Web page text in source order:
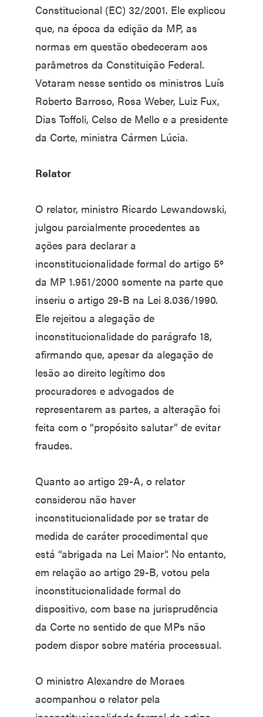
Constitucional (EC) 32/2001. Ele explicou
que, na época da edição da MP, as
normas em questão obedeceram aos
parâmetros da Constituição Federal.
Votaram nesse sentido os ministros Luís
Roberto Barroso, Rosa Weber, Luiz Fux,
Dias Toffoli, Celso de Mello e a presidente
da Corte, ministra Cármen Lúcia.
Relator
O relator, ministro Ricardo Lewandowski,
julgou parcialmente procedentes as
ações para declarar a
inconstitucionalidade formal do artigo 5º
da MP 1.951/2000 somente na parte que
inseriu o artigo 29-B na Lei 8.036/1990.
Ele rejeitou a alegação de
inconstitucionalidade do parágrafo 18,
afirmando que, apesar da alegação de
lesão ao direito legítimo dos
procuradores e advogados de
representarem as partes, a alteração foi
feita com o “propósito salutar” de evitar
fraudes.
Quanto ao artigo 29-A, o relator
considerou não haver
inconstitucionalidade por se tratar de
medida de caráter procedimental que
está “abrigada na Lei Maior”. No entanto,
em relação ao artigo 29-B, votou pela
inconstitucionalidade formal do
dispositivo, com base na jurisprudência
da Corte no sentido de que MPs não
podem dispor sobre matéria processual.
O ministro Alexandre de Moraes
acompanhou o relator pela